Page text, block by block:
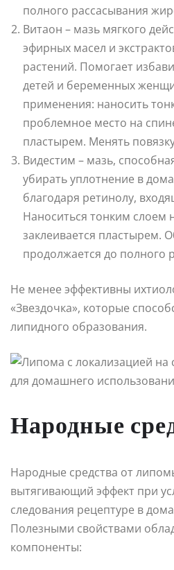
полного рассасывания
Витаон – мазь мягкого
эфирных масел и
растений. Помогает
детей и беременных
применения: наносить
проблемное место на
пластырем. Менять
Видестим – мазь,
убирать уплотнение в
благодаря ретинолу,
Наноситься тонким слоем
заклеивается пластырем.
продолжается до полного
Не менее эффективны
«Звездочка», которые
липидного образования.
Народные
Народные средства от
вытягивающий эффект при
следования рецептуре в
Полезными свойствами
компоненты: